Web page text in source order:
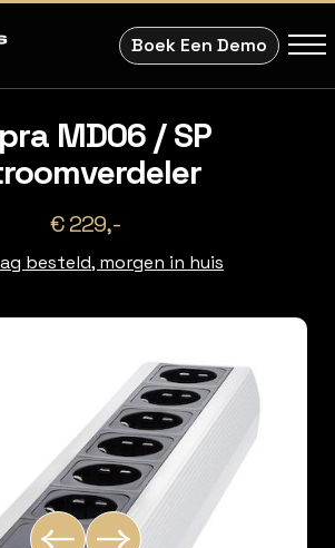
Boek Een Demo
MD06 / SP
€ 229,-
besteld, morgen in huis